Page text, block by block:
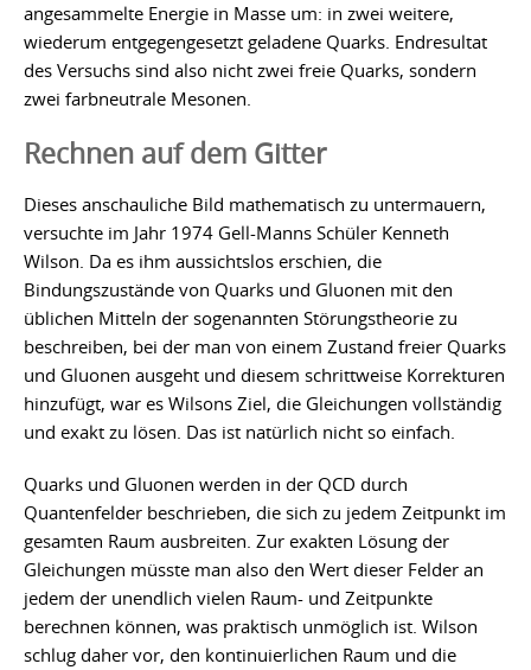
angesammelte Energie in Masse um: in zwei weitere,
wiederum entgegengesetzt geladene Quarks. Endresultat
des Versuchs sind also nicht zwei freie Quarks, sondern
zwei farbneutrale Mesonen.
Rechnen auf dem Gitter
Dieses anschauliche Bild mathematisch zu untermauern,
versuchte im Jahr 1974 Gell-Manns Schüler Kenneth
Wilson. Da es ihm aussichtslos erschien, die
Bindungszustände von Quarks und Gluonen mit den
üblichen Mitteln der sogenannten Störungstheorie zu
beschreiben, bei der man von einem Zustand freier Quarks
und Gluonen ausgeht und diesem schrittweise Korrekturen
hinzufügt, war es Wilsons Ziel, die Gleichungen vollständig
und exakt zu lösen. Das ist natürlich nicht so einfach.
Quarks und Gluonen werden in der QCD durch
Quantenfelder beschrieben, die sich zu jedem Zeitpunkt im
gesamten Raum ausbreiten. Zur exakten Lösung der
Gleichungen müsste man also den Wert dieser Felder an
jedem der unendlich vielen Raum- und Zeitpunkte
berechnen können, was praktisch unmöglich ist. Wilson
schlug daher vor, den kontinuierlichen Raum und die